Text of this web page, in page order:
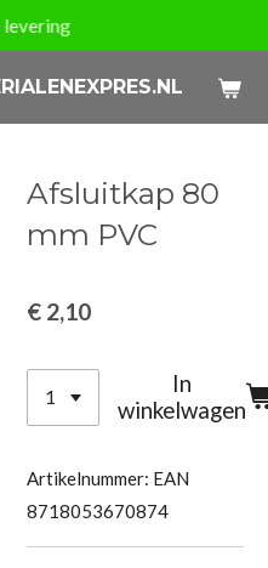
levering
Afsluitkap 80
mm PVC
€ 2,10
In
winkelwagen
Artikelnummer: EAN
8718053670874